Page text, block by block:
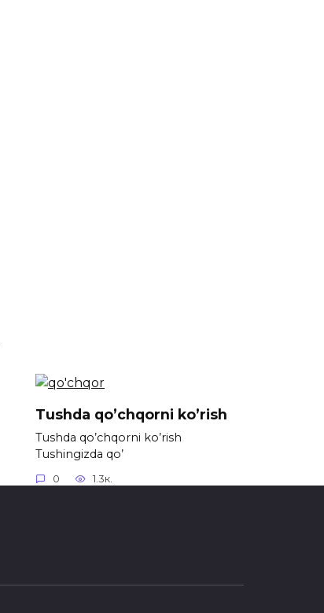
Tushda qo’chqorni ko’rish
Tushda qo’chqorni ko’rish
Tushingizda qo’
0 1.3к.